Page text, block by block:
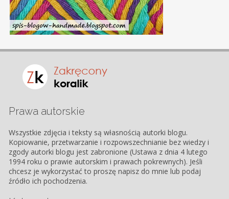
Prawa autorskie
Wszystkie zdjęcia i teksty są własnością autorki blogu.
Kopiowanie, przetwarzanie i rozpowszechnianie bez wiedzy i
zgody autorki blogu jest zabronione (Ustawa z dnia 4 lutego
1994 roku o prawie autorskim i prawach pokrewnych). Jeśli
chcesz je wykorzystać to proszę napisz do mnie lub podaj
źródło ich pochodzenia.